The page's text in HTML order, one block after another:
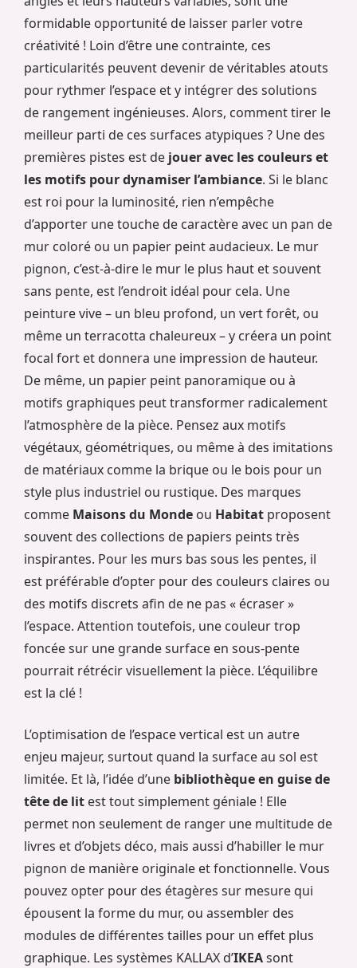
formidable opportunité de laisser parler votre
créativité ! Loin d’être une contrainte, ces
particularités peuvent devenir de véritables atouts
pour rythmer l’espace et y intégrer des solutions
de rangement ingénieuses. Alors, comment tirer le
meilleur parti de ces surfaces atypiques ? Une des
premières pistes est de jouer avec les couleurs et
les motifs pour dynamiser l’ambiance. Si le blanc
est roi pour la luminosité, rien n’empêche
d’apporter une touche de caractère avec un pan de
mur coloré ou un papier peint audacieux. Le mur
pignon, c’est-à-dire le mur le plus haut et souvent
sans pente, est l’endroit idéal pour cela. Une
peinture vive – un bleu profond, un vert forêt, ou
même un terracotta chaleureux – y créera un point
focal fort et donnera une impression de hauteur.
De même, un papier peint panoramique ou à
motifs graphiques peut transformer radicalement
l’atmosphère de la pièce. Pensez aux motifs
végétaux, géométriques, ou même à des imitations
de matériaux comme la brique ou le bois pour un
style plus industriel ou rustique. Des marques
comme Maisons du Monde ou Habitat proposent
souvent des collections de papiers peints très
inspirantes. Pour les murs bas sous les pentes, il
est préférable d’opter pour des couleurs claires ou
des motifs discrets afin de ne pas « écraser »
l’espace. Attention toutefois, une couleur trop
foncée sur une grande surface en sous-pente
pourrait rétrécir visuellement la pièce. L’équilibre
est la clé !
L’optimisation de l’espace vertical est un autre
enjeu majeur, surtout quand la surface au sol est
limitée. Et là, l’idée d’une bibliothèque en guise de
tête de lit est tout simplement géniale ! Elle
permet non seulement de ranger une multitude de
livres et d’objets déco, mais aussi d’habiller le mur
pignon de manière originale et fonctionnelle. Vous
pouvez opter pour des étagères sur mesure qui
épousent la forme du mur, ou assembler des
modules de différentes tailles pour un effet plus
graphique. Les systèmes KALLAX d’IKEAsont